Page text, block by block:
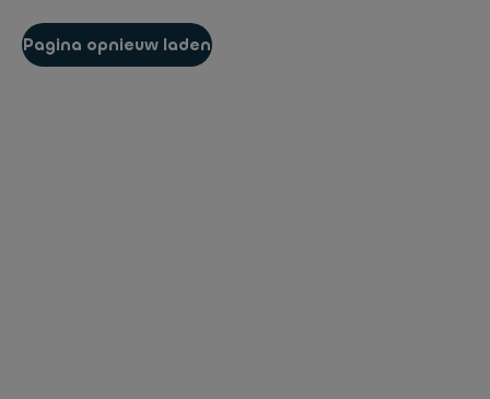
Pagina opnieuw laden